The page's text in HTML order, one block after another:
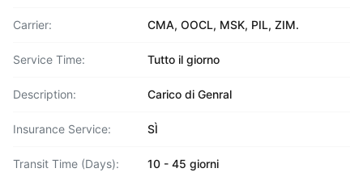
Carrier: CMA, OOCL, MSK, PIL, ZIM.
Service Time: Tutto il giorno
Description: Carico di Genral
Insurance Service: SÌ
Transit Time (Days): 10 - 45 giorni